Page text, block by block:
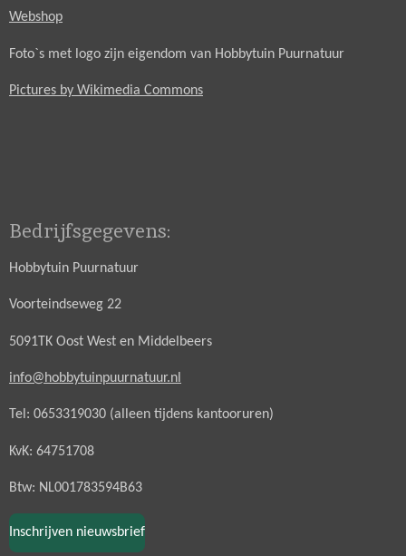
Webshop
Foto`s met logo zijn eigendom van Hobbytuin Puurnatuur
Pictures by Wikimedia Commons
Bedrijfsgegevens:
Hobbytuin Puurnatuur
Voorteindseweg 22
5091TK Oost West en Middelbeers
info@hobbytuinpuurnatuur.nl
Tel: 0653319030 (alleen tijdens kantooruren)
KvK: 64751708
Btw: NL001783594B63
Inschrijven nieuwsbrief